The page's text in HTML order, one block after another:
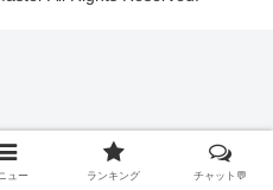
ュー ランキング チャット💬